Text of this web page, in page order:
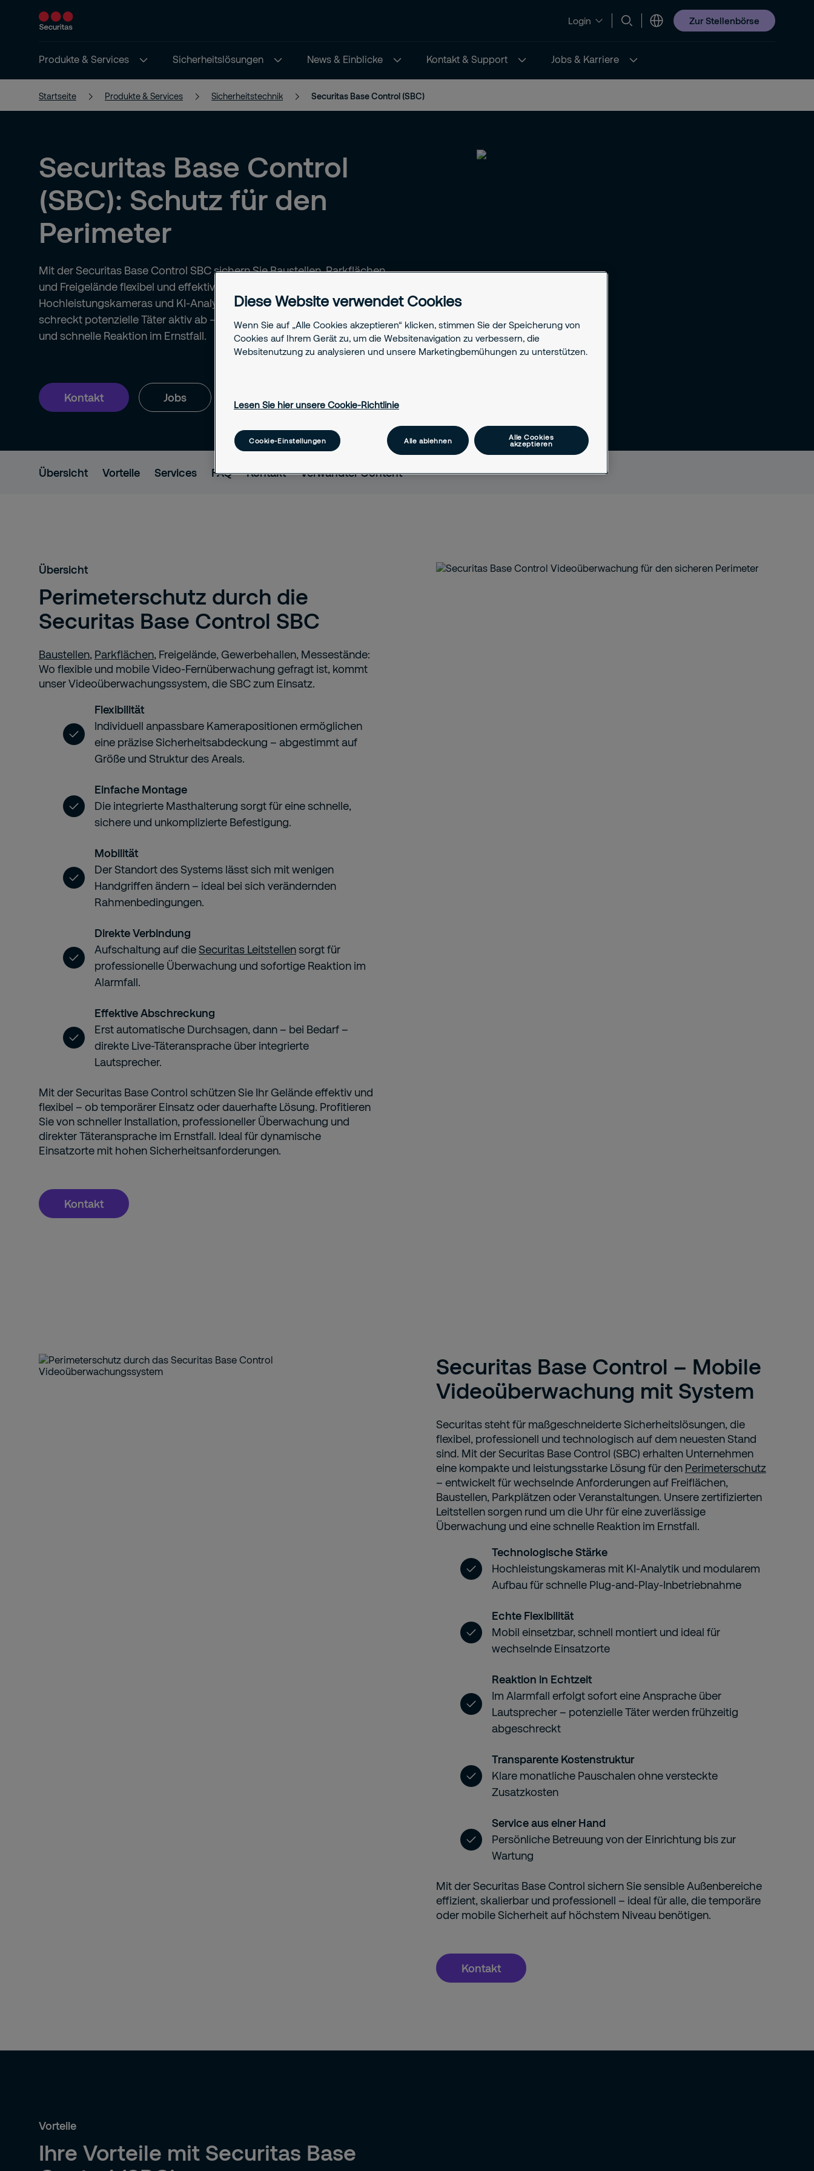
Login Zur Stellenbörse
Produkte & Services Sicherheitslösungen News & Einblicke Kontakt & Support Jobs & Karriere
Startseite Produkte & Services Sicherheitstechnik Securitas Base Control (SBC)
Securitas Base Control
(SBC): Schutz für den
Perimeter
Mit der Securitas Base Control SBC sichern Sie Baustellen, Parkflächen
und Freigelände flexibel und effektiv. Mobile Videoüberwachung mit
Hochleistungskameras und KI-Analytik erkennt Risiken frühzeitig und
schreckt potenzielle Täter aktiv ab – für zuverlässigen Perimeterschutz
und schnelle Reaktion im Ernstfall.
Kontakt Jobs
Übersicht Vorteile Services FAQ Kontakt Verwandter Content
Übersicht
Perimeterschutz durch die
Securitas Base Control SBC
Baustellen, Parkflächen, Freigelände, Gewerbehallen, Messestände:
Wo flexible und mobile Video-Fernüberwachung gefragt ist, kommt
unser Videoüberwachungssystem, die SBC zum Einsatz.
Flexibilität
Individuell anpassbare Kamerapositionen ermöglichen
eine präzise Sicherheitsabdeckung – abgestimmt auf
Größe und Struktur des Areals.
Einfache Montage
Die integrierte Masthalterung sorgt für eine schnelle,
sichere und unkomplizierte Befestigung.
Mobilität
Der Standort des Systems lässt sich mit wenigen
Handgriffen ändern – ideal bei sich verändernden
Rahmenbedingungen.
Direkte Verbindung
Aufschaltung auf dieSecuritas Leitstellensorgt für
professionelle Überwachung und sofortige Reaktion im
Alarmfall.
Effektive Abschreckung
Erst automatische Durchsagen, dann – bei Bedarf –
direkte Live-Täteransprache über integrierte
Lautsprecher.
Mit der Securitas Base Control schützen Sie Ihr Gelände effektiv und
flexibel – ob temporärer Einsatz oder dauerhafte Lösung. Profitieren
Sie von schneller Installation, professioneller Überwachung und
direkter Täteransprache im Ernstfall. Ideal für dynamische
Einsatzorte mit hohen Sicherheitsanforderungen.
Kontakt
Securitas Base Control – Mobile
Videoüberwachung mit System
Securitas steht für maßgeschneiderte Sicherheitslösungen, die
flexibel, professionell und technologisch auf dem neuesten Stand
sind. Mit der Securitas Base Control (SBC) erhalten Unternehmen
eine kompakte und leistungsstarke Lösung für den Perimeterschutz
– entwickelt für wechselnde Anforderungen auf Freiflächen,
Baustellen, Parkplätzen oder Veranstaltungen. Unsere zertifizierten
Leitstellen sorgen rund um die Uhr für eine zuverlässige
Überwachung und eine schnelle Reaktion im Ernstfall.
Technologische Stärke
Hochleistungskameras mit KI-Analytik und modularem
Aufbau für schnelle Plug-and-Play-Inbetriebnahme
Echte Flexibilität
Mobil einsetzbar, schnell montiert und ideal für
wechselnde Einsatzorte
Reaktion in Echtzeit
Im Alarmfall erfolgt sofort eine Ansprache über
Lautsprecher – potenzielle Täter werden frühzeitig
abgeschreckt
Transparente Kostenstruktur
Klare monatliche Pauschalen ohne versteckte
Zusatzkosten
Service aus einer Hand
Persönliche Betreuung von der Einrichtung bis zur
Wartung
Mit der Securitas Base Control sichern Sie sensible Außenbereiche
effizient, skalierbar und professionell – ideal für alle, die temporäre
oder mobile Sicherheit auf höchstem Niveau benötigen.
Kontakt
Vorteile
Ihre Vorteile mit Securitas Base
Diese Website verwendet Cookies
Wenn Sie auf „Alle Cookies akzeptieren“ klicken, stimmen Sie der Speicherung von
Cookies auf Ihrem Gerät zu, um die Websitenavigation zu verbessern, die
Websitenutzung zu analysieren und unsere Marketingbemühungen zu unterstützen.
Lesen Sie hier unsere Cookie-Richtlinie
Cookie-Einstellungen Alle ablehnen
Alle Cookies
akzeptieren